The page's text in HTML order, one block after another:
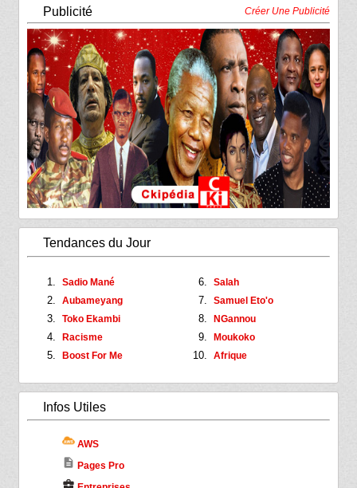
Publicité Créer Une Publicité
Tendances du Jour
Sadio Mané
Aubameyang
Toko Ekambi
Racisme
Boost For Me
Salah
Samuel Eto'o
NGannou
Moukoko
Afrique
Infos Utiles
AWS
description Pages Pro
business_center